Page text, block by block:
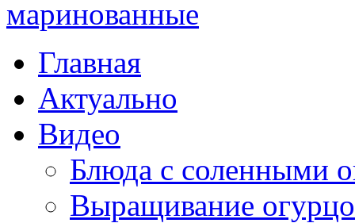
Главная
Актуально
Видео
Блюда с соленными
Выращивание